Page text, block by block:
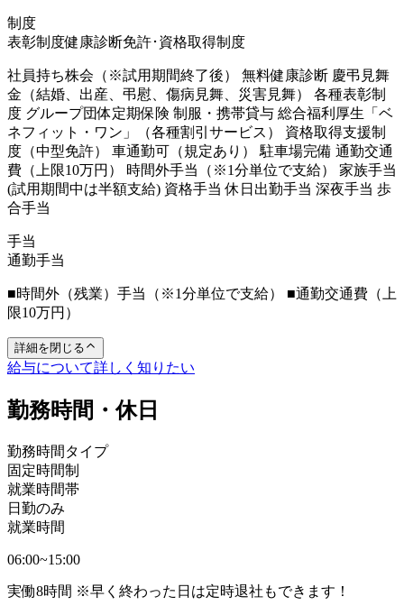
制度
表彰制度健康診断免許･資格取得制度
社員持ち株会（※試用期間終了後） 無料健康診断 慶弔見舞
金（結婚、出産、弔慰、傷病見舞、災害見舞） 各種表彰制
度 グループ団体定期保険 制服・携帯貸与 総合福利厚生「ベ
ネフィット・ワン」（各種割引サービス） 資格取得支援制
度（中型免許） 車通勤可（規定あり） 駐車場完備 通勤交通
費（上限10万円） 時間外手当（※1分単位で支給） 家族手当
(試用期間中は半額支給) 資格手当 休日出勤手当 深夜手当 歩
合手当
手当
通勤手当
■時間外（残業）手当（※1分単位で支給） ■通勤交通費（上
限10万円）
詳細を閉じる
給与について詳しく知りたい
勤務時間・休日
勤務時間タイプ
固定時間制
就業時間帯
日勤のみ
就業時間
06:00~15:00
実働8時間 ※早く終わった日は定時退社もできます！